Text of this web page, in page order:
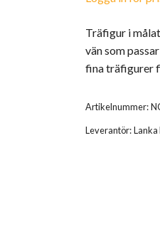
Träfigur i
vän som
fina träfigurer
Artikelnummer:
Leverantör:Lanka